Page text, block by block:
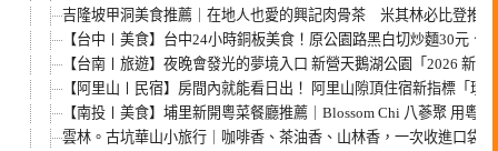
吉隆坡甲洞美食推薦｜在地人也愛的興記肉骨茶 米其林必比登推
【台中〡美食】台中24小時銅板美食！原公園路黑白切炒麵30元
【台南〡旅遊】夜晚會發光的夢境入口 新營天鵝湖公園「2026 新營
【阿里山〡民宿】房間內就能看日出！ 阿里山隙頂住宿新指標「璦
【南投〡美食】埔里新開粵菜餐廳推薦｜Blossom Chi 八蔘聚 用粵
雲林。古坑華山小旅行｜咖啡香、茶油香、山林香，一次收進口袋